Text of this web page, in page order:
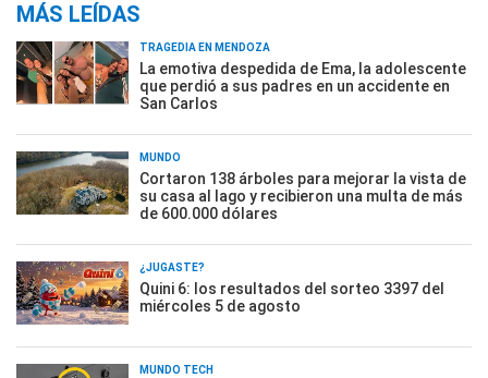
MÁS LEÍDAS
TRAGEDIA EN MENDOZA
La emotiva despedida de Ema, la adolescente
que perdió a sus padres en un accidente en
San Carlos
MUNDO
Cortaron 138 árboles para mejorar la vista de
su casa al lago y recibieron una multa de más
de 600.000 dólares
¿JUGASTE?
Quini 6: los resultados del sorteo 3397 del
miércoles 5 de agosto
MUNDO TECH